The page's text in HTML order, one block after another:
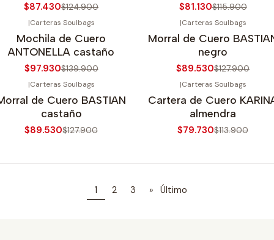
$87.430$124.900 $81.130$115.900
|Carteras Soulbags
Mochila de Cuero
ANTONELLA castaño
$97.930$139.900
|Carteras Soulbags
Morral de Cuero
negro
$89.530$127.900
|Carteras Soulbags
de Cuero BASTIAN
castaño
$89.530$127.900
|Carteras Soulbags
Cartera de Cuero
almendra
$79.730$113.900
1 2 3 » Último